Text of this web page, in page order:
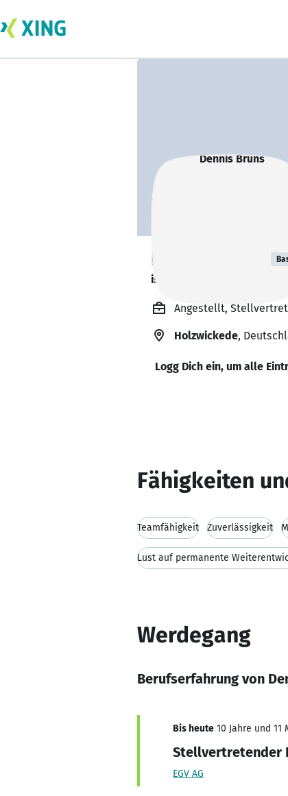
Dennis Bruns
ist offen für Projekte. 🔎
Angestellt,
Holzwickede,
Logg Dich ein, um alle
Fähigkeiten
Teamfähigkeit Zuverlässigkeit
Lust auf permanente
Werdegang
Berufserfahrung von
Bis heute 10 Jahre und 11
Stellvertretender
EGV AG